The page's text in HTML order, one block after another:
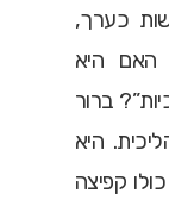
כערך,
האם היא
ברור
היא
קפיצה